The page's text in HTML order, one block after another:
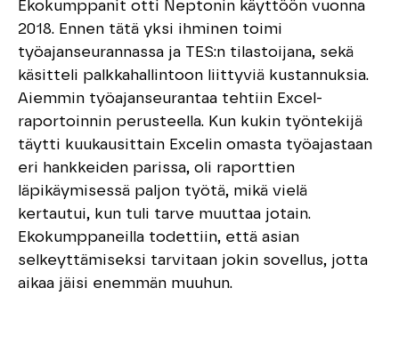
Ekokumppanit otti Neptonin käyttöön vuonna
2018. Ennen tätä yksi ihminen toimi
työajanseurannassa ja TES:n tilastoijana, sekä
käsitteli palkkahallintoon liittyviä kustannuksia.
Aiemmin työajanseurantaa tehtiin Excel-
raportoinnin perusteella. Kun kukin työntekijä
täytti kuukausittain Excelin omasta työajastaan
eri hankkeiden parissa, oli raporttien
läpikäymisessä paljon työtä, mikä vielä
kertautui, kun tuli tarve muuttaa jotain.
Ekokumppaneilla todettiin, että asian
selkeyttämiseksi tarvitaan jokin sovellus, jotta
aikaa jäisi enemmän muuhun.